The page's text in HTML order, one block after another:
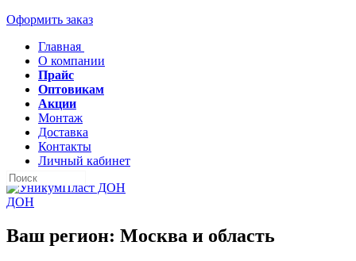
Оформить заказ
Главная
О компании
Прайс
Оптовикам
Акции
Монтаж
Доставка
Контакты
Личный кабинет
ДОН
Ваш регион: Москва и область